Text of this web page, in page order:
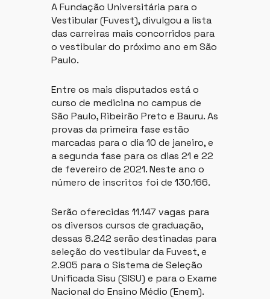
A Fundação Universitária para o
Vestibular (Fuvest), divulgou a lista
das carreiras mais concorridos para
o vestibular do próximo ano em São
Paulo.
Entre os mais disputados está o
curso de medicina no campus de
São Paulo, Ribeirão Preto e Bauru. As
provas da primeira fase estão
marcadas para o dia 10 de janeiro, e
a segunda fase para os dias 21 e 22
de fevereiro de 2021. Neste ano o
número de inscritos foi de 130.166.
Serão oferecidas 11.147 vagas para
os diversos cursos de graduação,
dessas 8.242 serão destinadas para
seleção do vestibular da Fuvest, e
2.905 para o Sistema de Seleção
Unificada Sisu (SISU) e para o Exame
Nacional do Ensino Médio (Enem).